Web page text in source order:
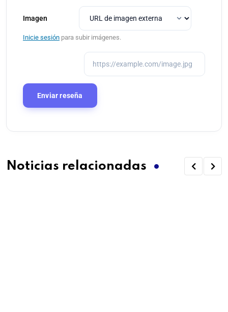
Imagen
Inicie sesión para subir imágenes.
Noticias relacionadas